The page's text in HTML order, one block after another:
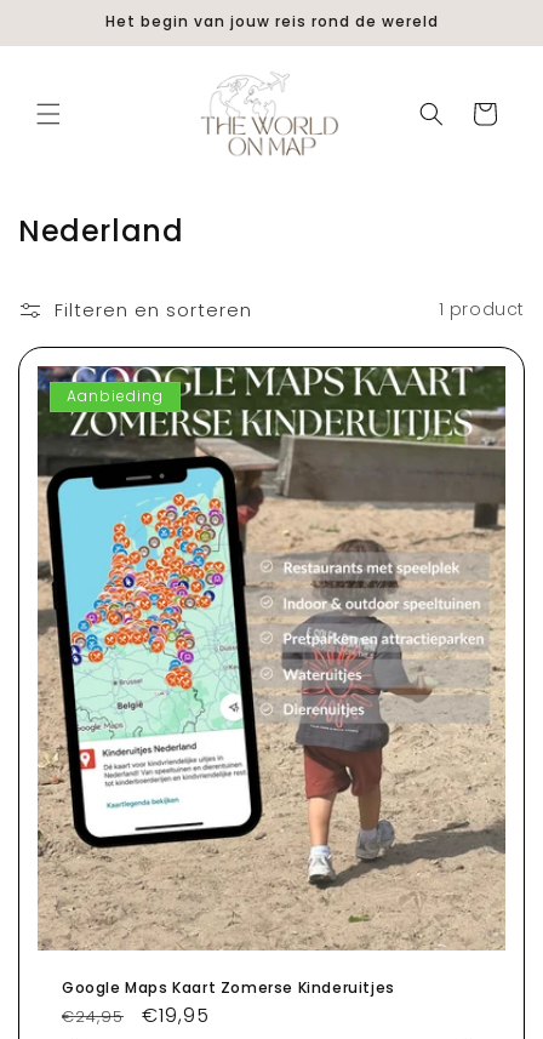
naar de
content
Het begin van jouw reis rond de wereld
Winkelwagen
C
l
l
e
Nederland
Filteren en sorteren 1 product
Aanbieding
Google Maps Kaart Zomerse Kinderuitjes
Normale
€24,95 Aanbiedingsprijs
€19,95